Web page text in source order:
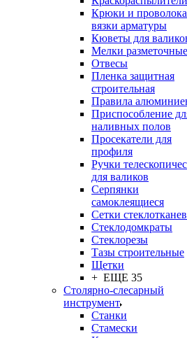
Крюки и
вязки арматуры
Кюветы для
Мелки разметочные
Отвесы
Пленка защитная
строительная
Правила
Приспособление
наливных полов
Просекатели для
профиля
Ручки
для валиков
Серпянки
самоклеящиеся
Сетки
Стеклодомкраты
Стеклорезы
Тазы строительные
Щетки
+ ЕЩЕ 35
Столярно-слесарный
инструмент
Станки
Стамески